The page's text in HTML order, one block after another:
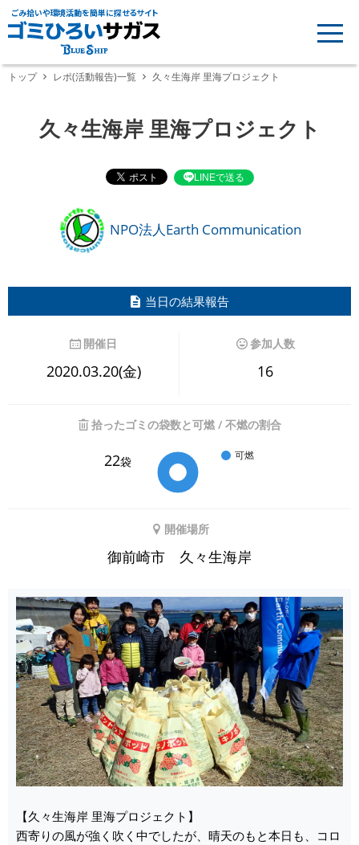
ごみ拾いや環境活動を簡単に探せるサイト
トップ レポ(活動報告)一覧 久々生海岸 里海プロジェクト
久々生海岸 里海プロジェクト
LINEで送る
NPO法人Earth Communication
当日の結果報告
開催日
2020.03.20(金)
参加人数
16
拾ったゴミの袋数と可燃 / 不燃の割合
22袋 可燃
開催場所
御前崎市 久々生海岸
【久々生海岸 里海プロジェクト】
西寄りの風が強く吹く中でしたが、晴天のもと本日も、コロ